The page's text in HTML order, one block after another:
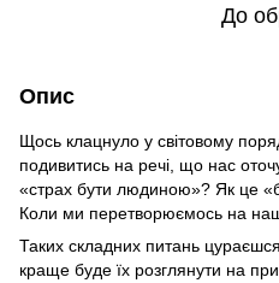
До
Опис
Щось клацнуло у світовому
подивитись на речі, що нас
«страх бути людиною»? Як це
Коли ми перетворюємось на
Таких складних питань
краще буде їх розглянути на